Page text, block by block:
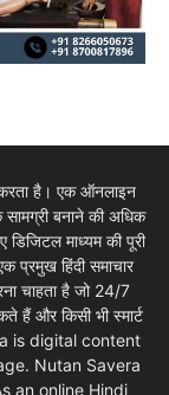
है। एक ऑनलाइन
बनाने की अधिक
डिजिटल माध्यम की पूरी
प्रमुख हिंदी समाचार
चाहता है जो 24/7
हैं और किसी भी स्मार्ट
is digital content
Nutan Savera
an online Hindi